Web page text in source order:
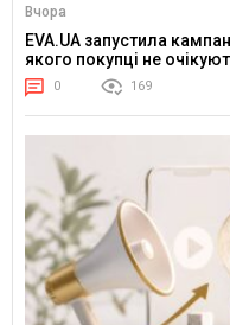
Вчора
EVA.UA запустила
якого покупці не
0 169